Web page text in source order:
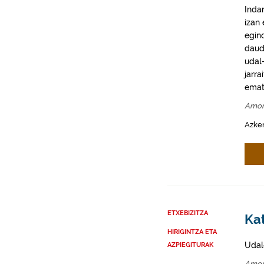
izan
ETXEBIZITZA
HIRIGINTZA ETA
AZPIEGITURAK